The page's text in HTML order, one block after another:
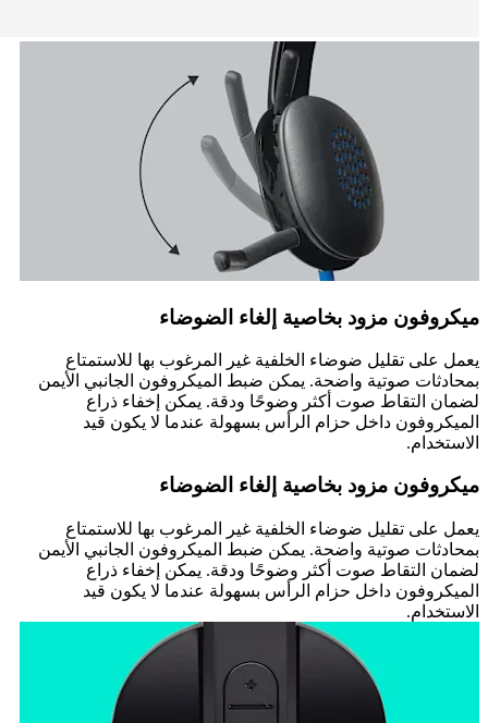
ميكروفون مزود بخاصية إلغاء الضوضاء
يعمل على تقليل ضوضاء الخلفية غير المرغوب بها للاستمتاع
بمحادثات صوتية واضحة. يمكن ضبط الميكروفون الجانبي الأيمن
لضمان التقاط صوت أكثر وضوحًا ودقة. يمكن إخفاء ذراع
الميكروفون داخل حزام الرأس بسهولة عندما لا يكون قيد
الاستخدام.
ميكروفون مزود بخاصية إلغاء الضوضاء
يعمل على تقليل ضوضاء الخلفية غير المرغوب بها للاستمتاع
بمحادثات صوتية واضحة. يمكن ضبط الميكروفون الجانبي الأيمن
لضمان التقاط صوت أكثر وضوحًا ودقة. يمكن إخفاء ذراع
الميكروفون داخل حزام الرأس بسهولة عندما لا يكون قيد
الاستخدام.